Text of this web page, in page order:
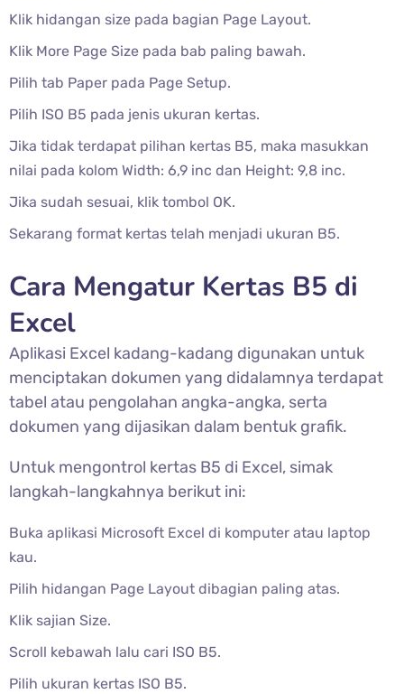
Klik hidangan size pada bagian Page Layout.
Klik More Page Size pada bab paling bawah.
Pilih tab Paper pada Page Setup.
Pilih ISO B5 pada jenis ukuran kertas.
Jika tidak terdapat pilihan kertas B5, maka masukkan
nilai pada kolom Width: 6,9 inc dan Height: 9,8 inc.
Jika sudah sesuai, klik tombol OK.
Sekarang format kertas telah menjadi ukuran B5.
Cara Mengatur Kertas B5 di
Excel
Aplikasi Excel kadang-kadang digunakan untuk
menciptakan dokumen yang didalamnya terdapat
tabel atau pengolahan angka-angka, serta
dokumen yang dijasikan dalam bentuk grafik.
Untuk mengontrol kertas B5 di Excel, simak
langkah-langkahnya berikut ini:
Buka aplikasi Microsoft Excel di komputer atau laptop
kau.
Pilih hidangan Page Layout dibagian paling atas.
Klik sajian Size.
Scroll kebawah lalu cari ISO B5.
Pilih ukuran kertas ISO B5.